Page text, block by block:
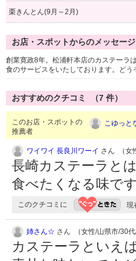
栗きんとん(9月～2月)
お店・スポットからのメッセージ
創業寛政8年。松浦軒本店のカステーラ
食のサービスをいたしております。どう
おすすめのクチコミ （7 件）
このお店・スポットの
推薦者
こゆっと
ワイワイ 長良川ワーイ さん （女
長崎カステーラと
食べたくなる味で
このクチコミに 現
姉さん☆ さん （女性/山県市/30代/
カステーラといえ